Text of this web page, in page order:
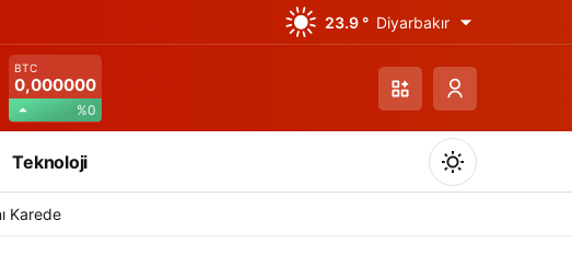
23.9 ° Diyarbakır
BTC
0,000000
%0
Teknoloji
Karede